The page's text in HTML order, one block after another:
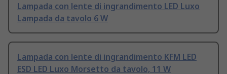
Lampada con lente di ingrandimento LED Luxo
Lampada da tavolo 6 W
Lampada con lente di ingrandimento KFM LED
ESD LED Luxo Morsetto da tavolo, 11 W